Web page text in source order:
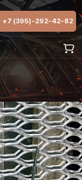
+7 (395)-292-42-82